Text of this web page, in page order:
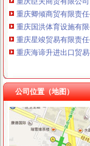
重庆卿倾商贸有限责任
重庆国洪体育设施有限
重庆星竣贸易有限责任
重庆海谛升进出口贸易
重庆奕欣锦诚商贸有限
重庆信同广告有限公
重庆三虹房地产营销
重庆宝鹰汽车销售有
公司位置（地图）